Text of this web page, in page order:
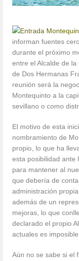
informan fuentes
durante el próximo
entre el Alcalde de
de Dos Hermanas
reunión será la
Montequinto a la
sevillano o como
El motivo de esta
nombramiento de
propio, lo que ha
esta posibilidad ante
para mantener al
que debería de
administración
además de un
mejoras, lo que
declarado el propio
actuales es
Aún no se sabe si el